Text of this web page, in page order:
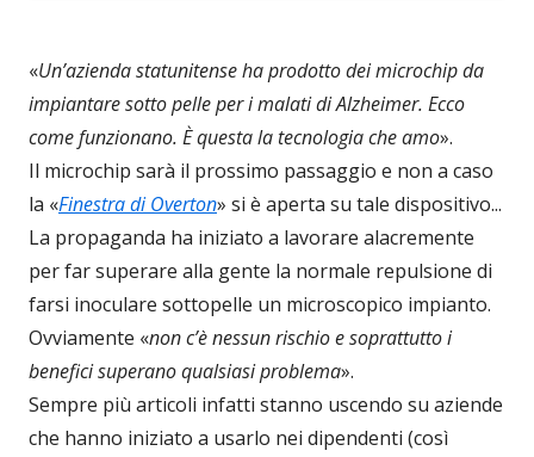
«Un’azienda statunitense ha prodotto dei microchip da
impiantare sotto pelle per i malati di Alzheimer. Ecco
come funzionano. È questa la tecnologia che amo».
Il microchip sarà il prossimo passaggio e non a caso
la «Finestra di Overton» si è aperta su tale dispositivo...
La propaganda ha iniziato a lavorare alacremente
per far superare alla gente la normale repulsione di
farsi inoculare sottopelle un microscopico impianto.
Ovviamente «non c’è nessun rischio e soprattutto i
benefici superano qualsiasi problema».
Sempre più articoli infatti stanno uscendo su aziende
che hanno iniziato a usarlo nei dipendenti (così